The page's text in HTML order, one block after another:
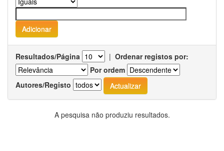
Resultados/Página | Ordenar registos por:
Por ordem
Autores/Registo
A pesquisa não produziu resultados.